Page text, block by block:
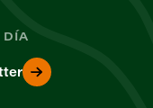
DÍA